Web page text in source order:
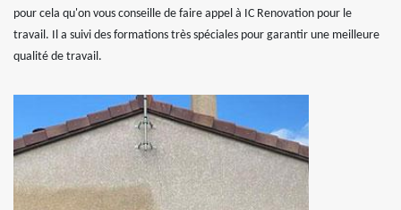
pour cela qu'on vous conseille de faire appel à IC Renovation pour le
travail. Il a suivi des formations très spéciales pour garantir une meilleure
qualité de travail.